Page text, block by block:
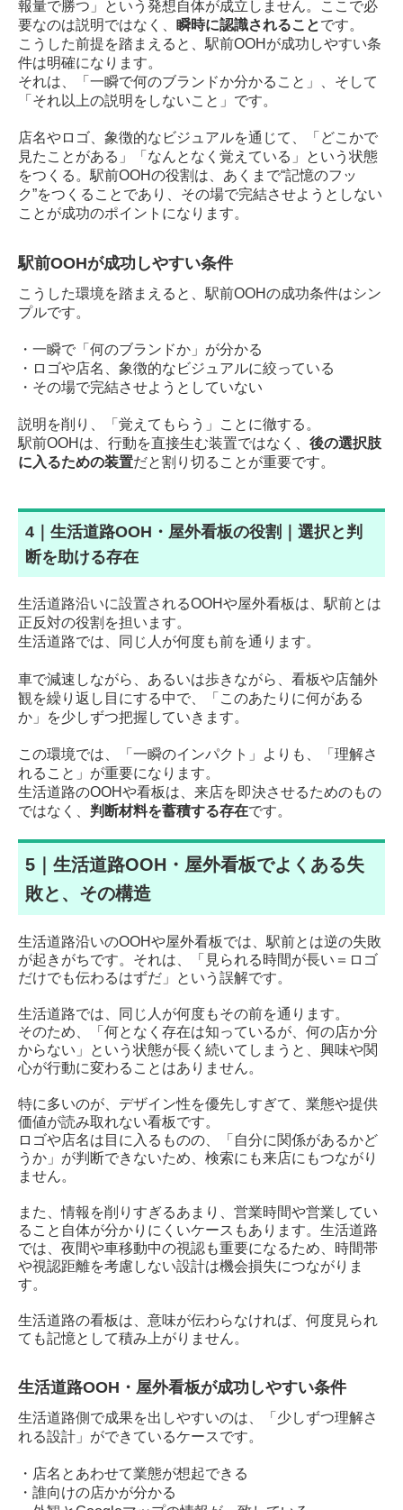
報量で勝つ」という発想自体が成立しません。ここで必
要なのは説明ではなく、 瞬時に認識されることです。
こうした前提を踏まえると、駅前OOHが成功しやすい条
件は明確になります。
それは、「一瞬で何のブランドか分かること」、そして
「それ以上の説明をしないこと」です。
店名やロゴ、象徴的なビジュアルを通じて、「どこかで
見たことがある」「なんとなく覚えている」という状態
をつくる。駅前OOHの役割は、あくまで“記憶のフッ
ク”をつくることであり、その場で完結させようとしない
ことが成功のポイントになります。
駅前OOHが成功しやすい条件
こうした環境を踏まえると、駅前OOHの成功条件はシン
プルです。
・一瞬で「何のブランドか」が分かる
・ロゴや店名、象徴的なビジュアルに絞っている
・その場で完結させようとしていない
説明を削り、「覚えてもらう」ことに徹する。
駅前OOHは、行動を直接生む装置ではなく、 後の選択肢
に入るための装置だと割り切ることが重要です。
4｜生活道路OOH・屋外看板の役割｜選択と判
断を助ける存在
生活道路沿いに設置されるOOHや屋外看板は、駅前とは
正反対の役割を担います。
生活道路では、同じ人が何度も前を通ります。
車で減速しながら、あるいは歩きながら、看板や店舗外
観を繰り返し目にする中で、「このあたりに何がある
か」を少しずつ把握していきます。
この環境では、「一瞬のインパクト」よりも、「理解さ
れること」が重要になります。
生活道路のOOHや看板は、来店を即決させるためのもの
ではなく、 判断材料を蓄積する存在です。
5｜生活道路OOH・屋外看板でよくある失
敗と、その構造
生活道路沿いのOOHや屋外看板では、駅前とは逆の失敗
が起きがちです。 それは、「見られる時間が長い＝ロゴ
だけでも伝わるはずだ」という誤解です。
生活道路では、同じ人が何度もその前を通ります。
そのため、「何となく存在は知っているが、何の店か分
からない」という状態が長く続いてしまうと、興味や関
心が行動に変わることはありません。
特に多いのが、デザイン性を優先しすぎて、業態や提供
価値が読み取れない看板です。
ロゴや店名は目に入るものの、「自分に関係があるかど
うか」が判断できないため、検索にも来店にもつながり
ません。
また、情報を削りすぎるあまり、営業時間や営業してい
ること自体が分かりにくいケースもあります。生活道路
では、夜間や車移動中の視認も重要になるため、時間帯
や視認距離を考慮しない設計は機会損失につながりま
す。
生活道路の看板は、意味が伝わらなければ、何度見られ
ても記憶として積み上がりません。
生活道路OOH・屋外看板が成功しやすい条件
生活道路側で成果を出しやすいのは、「少しずつ理解さ
れる設計」ができているケースです。
・店名とあわせて業態が想起できる
・誰向けの店かが分かる